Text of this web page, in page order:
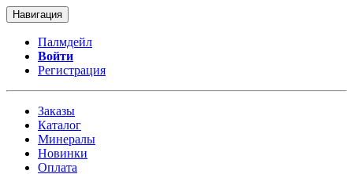
Навигация
Палмдейл
Войти
Регистрация
Заказы
Каталог
Минералы
Новинки
Оплата